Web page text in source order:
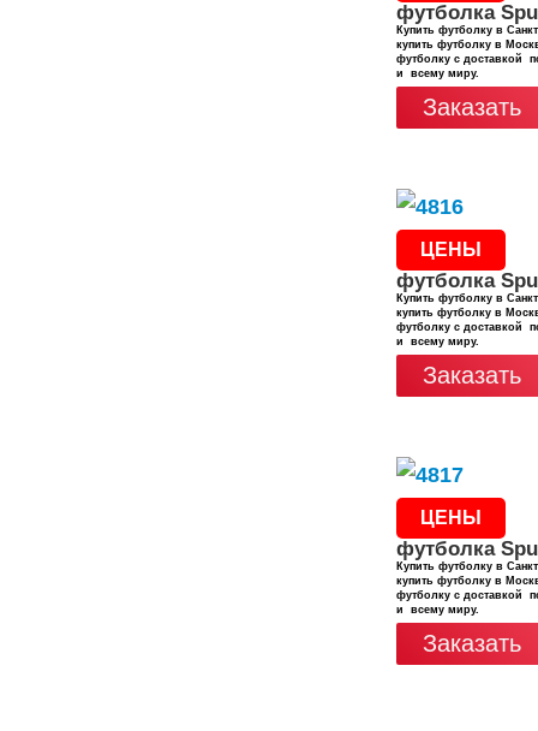
футболка
Купить футболку в
купить футболку в
футболку с доставкой
и всему миру.
Заказать
ЦЕНЫ
футболка
Купить футболку в
купить футболку в
футболку с доставкой
и всему миру.
Заказать
ЦЕНЫ
футболка
Купить футболку в
купить футболку в
футболку с доставкой
и всему миру.
Заказать